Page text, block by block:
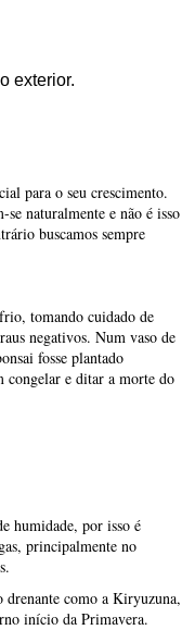
exterior.
para o seu crescimento.
se naturalmente e não é isso
buscamos sempre
tomando cuidado de
negativos. Num vaso de
fosse plantado
congelar e ditar a morte do
humidade, por isso é
principalmente no
drenante como a Kiryuzuna,
início da Primavera.